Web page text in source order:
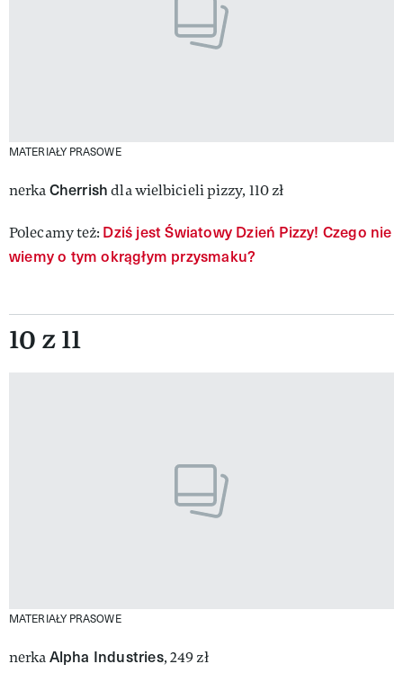
MATERIAŁY PRASOWE
nerkaCherrishdla wielbicieli pizzy, 110 zł
Polecamy też: Dziś jest Światowy Dzień Pizzy! Czego nie
wiemy o tym okrągłym przysmaku?
10 z 11
MATERIAŁY PRASOWE
nerkaAlpha Industries, 249 zł